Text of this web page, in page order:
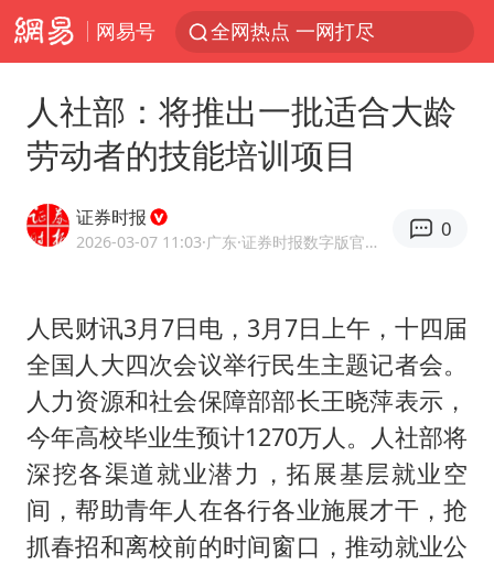
网易号 全网热点 一网打尽
人社部：将推出一批适合大龄
劳动者的技能培训项目
证券时报
2026-03-07 11:03·广东 ·证券时报数字版官方网易号
0
人民财讯3月7日电，3月7日上午，十四届
全国人大四次会议举行民生主题记者会。
人力资源和社会保障部部长王晓萍表示，
今年高校毕业生预计1270万人。人社部将
深挖各渠道就业潜力，拓展基层就业空
间，帮助青年人在各行各业施展才干，抢
抓春招和离校前的时间窗口，推动就业公